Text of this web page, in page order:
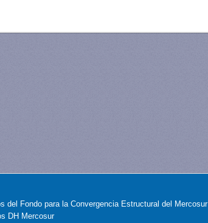
del Fondo para la Convergencia Estructural del Mercosur
DH Mercosur